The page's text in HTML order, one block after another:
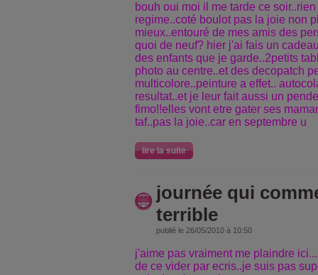
bouh oui moi il me tarde ce
regime..coté boulot pas la joie non
mieux..entouré de mes amis des
quoi de neuf? hier j'ai fais un
des enfants que je garde..2petits
photo au centre..et des decopatch
multicolore..peinture a effet..
resultat..et je leur fait aussi un
fimo!!elles vont etre gater ses
taf..pas la joie..car en septembre u
lire la suite
journée qui
terrible
publié le 26/05/2010 à 10:50
j'aime pas vraiment me plaindre
de ce vider par ecris..je suis pas